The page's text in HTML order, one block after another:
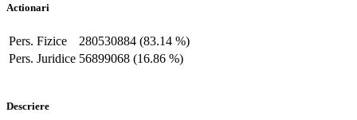
Actionari
Pers. Fizice
280530884 (83.14 %)
Pers. Juridice 56899068 (16.86 %)
Descriere